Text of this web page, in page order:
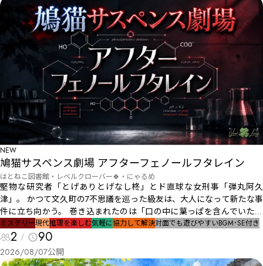
NEW
鳩猫サスペンス劇場 アフターフェノールフタレイン
はとねこ図書館・レベルクローバー🍀・にゃるめ
堅物な研究者「とげありとげなし柊」とド直球な女刑事「弾丸阿久
津」。 かつて文久町の7不思議を巡った級友は、大人になって新たな事
件に立ち向かう。 巻き込まれたのは「口の中に葉っぱを含んでいた」
という不可解な女子大生襲撃事件！ 雨雲に包まれた町で、幼馴染ので
こぼこコンビが再び謎の究明に挑むこととなる――。 🕊鳩猫サスペンス劇
場🐈 はーじまーるよー！ チャンネルはそのままで！
ミステリー現代推理を楽しむ気軽に協力して解決対面でも遊びやすいBGM･SE付き
2 90
2026/08/07公開